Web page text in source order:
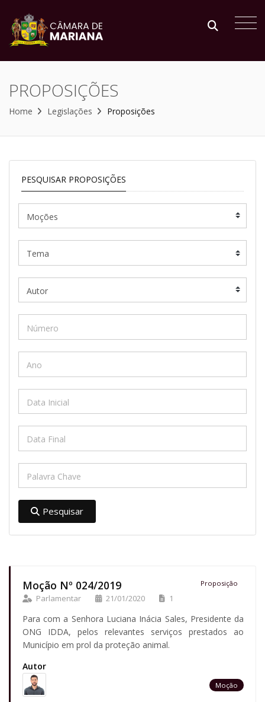
PROPOSIÇÕES
Home Legislações Proposições
Moção Nº 024/2019 Proposição
Parlamentar 21/01/2020 1
Para com a Senhora Luciana Inácia Sales, Presidente da
ONG IDDA, pelos relevantes serviços prestados ao
Município em prol da proteção animal.
Autor
Moção
PESQUISAR PROPOSIÇÕES
Pesquisar